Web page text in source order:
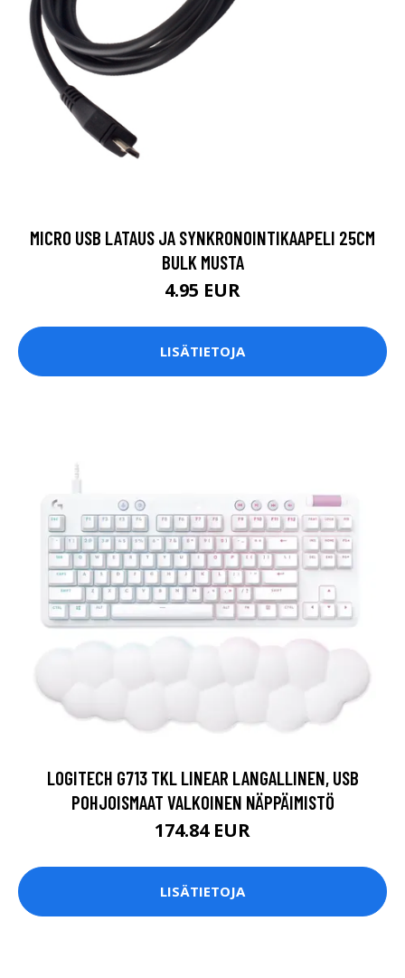
MICRO USB LATAUS JA SYNKRONOINTIKAAPELI 25CM
BULK MUSTA
4.95 EUR
LISÄTIETOJA
LOGITECH G713 TKL LINEAR LANGALLINEN, USB
POHJOISMAAT VALKOINEN NÄPPÄIMISTÖ
174.84 EUR
LISÄTIETOJA